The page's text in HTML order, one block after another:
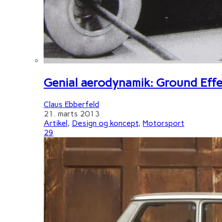
Genial aerodynamik: Ground
Claus Ebberfeld
21. marts 2013
Artikel, Design og koncept, Motorsport
29